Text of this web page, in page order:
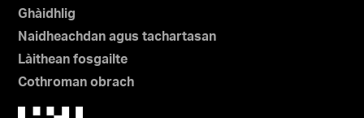
Ghàidhlig
Naidheachdan agus tachartasan
Làithean fosgailte
Cothroman obrach